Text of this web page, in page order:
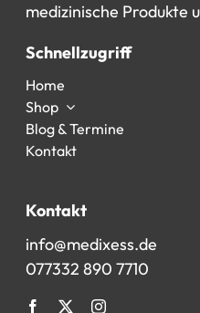
medizinische Produkte
Schnellzugriff
Home
Shop
Blog & Termine
Kontakt
Kontakt
info@medixess.de
077332 890 7710